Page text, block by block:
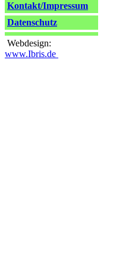
Kontakt/Impressum
Datenschutz
Webdesign:
www.Ibris.de